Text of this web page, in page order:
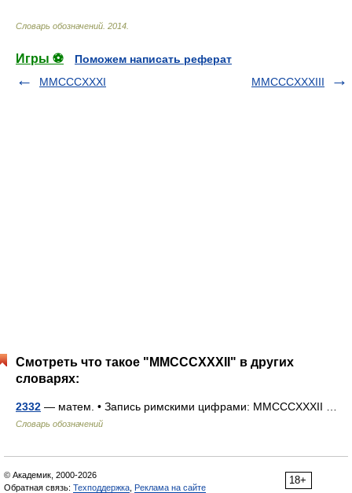
Словарь обозначений 2014
Игры ⚽
Поможем написать реферат
MMCCCXXXI
MMCCCXXXIII
Смотреть что такое "MMCCCXXXII" в других
словарях:
2332 — матем. • Запись римскими цифрами: MMCCCXXXII …
Словарь обозначений
18+
© Академик, 2000-2026
Обратная связь: Техподдержка Реклама на сайте